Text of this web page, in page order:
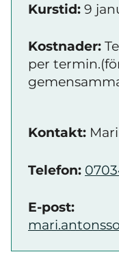
Kurstid: 9
Kostnader:
per
Kontakt:
Telefon:
E-post: